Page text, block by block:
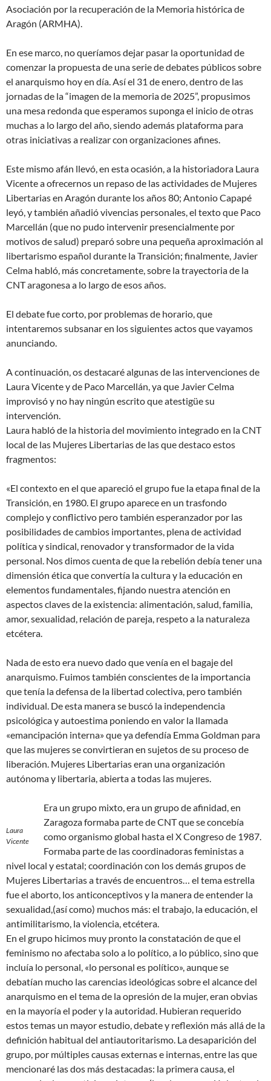
Asociación por la recuperación de la Memoria histórica de
Aragón (ARMHA).
En ese marco, no queríamos dejar pasar la oportunidad de
comenzar la propuesta de una serie de debates públicos sobre
el anarquismo hoy en día. Así el 31 de enero, dentro de las
jornadas de la “imagen de la memoria de 2025”, propusimos
una mesa redonda que esperamos suponga el inicio de otras
muchas a lo largo del año, siendo además plataforma para
otras iniciativas a realizar con organizaciones afines.
Este mismo afán llevó, en esta ocasión, a la historiadora Laura
Vicente a ofrecernos un repaso de las actividades de Mujeres
Libertarias en Aragón durante los años 80; Antonio Capapé
leyó, y también añadió vivencias personales, el texto que Paco
Marcellán (que no pudo intervenir presencialmente por
motivos de salud) preparó sobre una pequeña aproximación al
libertarismo español durante la Transición; finalmente, Javier
Celma habló, más concretamente, sobre la trayectoria de la
CNT aragonesa a lo largo de esos años.
El debate fue corto, por problemas de horario, que
intentaremos subsanar en los siguientes actos que vayamos
anunciando.
A continuación, os destacaré algunas de las intervenciones de
Laura Vicente y de Paco Marcellán, ya que Javier Celma
improvisó y no hay ningún escrito que atestigüe su
intervención.
Laura habló de la historia del movimiento integrado en la CNT
local de las Mujeres Libertarias de las que destaco estos
fragmentos:
«El contexto en el que apareció el grupo fue la etapa final de la
Transición, en 1980. El grupo aparece en un trasfondo
complejo y conflictivo pero también esperanzador por las
posibilidades de cambios importantes, plena de actividad
política y sindical, renovador y transformador de la vida
personal. Nos dimos cuenta de que la rebelión debía tener una
dimensión ética que convertía la cultura y la educación en
elementos fundamentales, fijando nuestra atención en
aspectos claves de la existencia: alimentación, salud, familia,
amor, sexualidad, relación de pareja, respeto a la naturaleza
etcétera.
Nada de esto era nuevo dado que venía en el bagaje del
anarquismo. Fuimos también conscientes de la importancia
que tenía la defensa de la libertad colectiva, pero también
individual. De esta manera se buscó la independencia
psicológica y autoestima poniendo en valor la llamada
«emancipación interna» que ya defendía Emma Goldman para
que las mujeres se convirtieran en sujetos de su proceso de
liberación. Mujeres Libertarias eran una organización
autónoma y libertaria, abierta a todas las mujeres.
Laura
Vicente
Era un grupo mixto, era un grupo de afinidad, en
Zaragoza formaba parte de CNT que se concebía
como organismo global hasta el X Congreso de 1987.
Formaba parte de las coordinadoras feministas a
nivel local y estatal; coordinación con los demás grupos de
Mujeres Libertarias a través de encuentros… el tema estrella
fue el aborto, los anticonceptivos y la manera de entender la
sexualidad,(así como) muchos más: el trabajo, la educación, el
antimilitarismo, la violencia, etcétera.
En el grupo hicimos muy pronto la constatación de que el
feminismo no afectaba solo a lo político, a lo público, sino que
incluía lo personal, «lo personal es político», aunque se
debatían mucho las carencias ideológicas sobre el alcance del
anarquismo en el tema de la opresión de la mujer, eran obvias
en la mayoría el poder y la autoridad. Hubieran requerido
estos temas un mayor estudio, debate y reflexión más allá de la
definición habitual del antiautoritarismo. La desaparición del
grupo, por múltiples causas externas e internas, entre las que
mencionaré las dos más destacadas: la primera causa, el